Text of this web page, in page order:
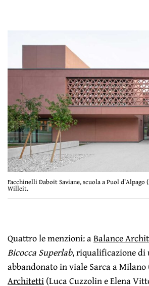
Facchinelli Daboit Saviane, scuola a Puol d’Alpago
Willeit.
Quattro le menzioni: aBalance
Bicocca Superlab, riqualificazione di
abbandonato in viale Sarca a
Architetti(Luca Cuzzolin e Elena